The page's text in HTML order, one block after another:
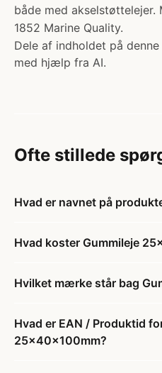
både med akselstøttelejer.
1852 Marine Quality.
Dele af indholdet på
med hjælp fra AI.
Ofte stillede
Hvad er navnet på
Hvad koster Gummileje
Hvilket mærke står bag
Hvad er EAN / Produktid
25x40x100mm?